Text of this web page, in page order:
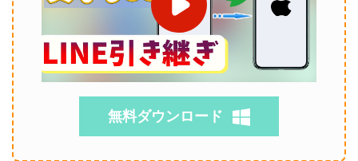
無料ダウンロード